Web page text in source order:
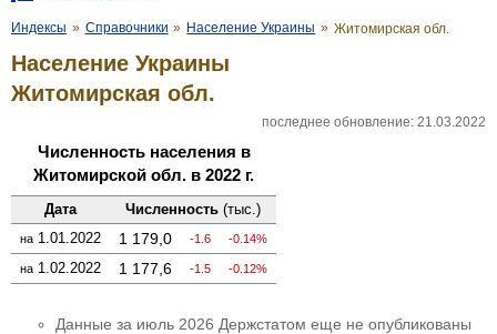
Индексы » Справочники » Население Украины » Житомирская обл.
Население Украины
Житомирская обл.
последнее обновление: 21.03.2022
Численность населения в
Житомирской обл. в 2022 г.
Дата Численность (тыс.)
на 1.01.2022 1 179,0 -1.6 -0.14%
на 1.02.2022 1 177,6 -1.5 -0.12%
Данные за июль 2026 Держстатом еще не опубликованы